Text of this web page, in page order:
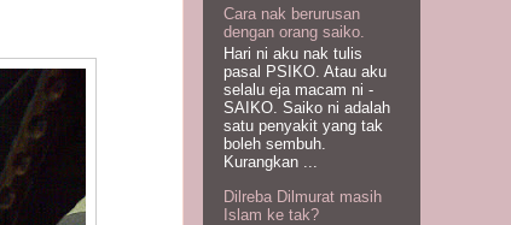
Cara nak berurusan
dengan orang saiko.
Hari ni aku nak tulis
pasal PSIKO. Atau aku
selalu eja macam ni -
SAIKO. Saiko ni adalah
satu penyakit yang tak
boleh sembuh.
Kurangkan ...
Dilreba Dilmurat masih
Islam ke tak?